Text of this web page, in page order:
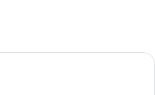
Une chambre à coucher avec un